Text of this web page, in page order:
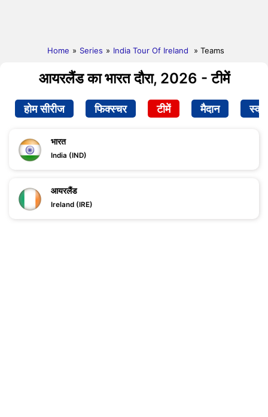
Home » Series » India Tour Of Ireland » Teams
आयरलैंड का भारत दौरा, 2026 - टीमें
होम सीरीज फिक्स्चर टीमें मैदान
भारत
India (IND)
आयरलैंड
Ireland (IRE)